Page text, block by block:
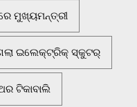
ମୁଖ୍ୟମନ୍ତ୍ରୀ
ଇଲେକ୍ଟ୍ରିକ୍ ସ୍କୁଟର୍
ଟିକାବାଲି